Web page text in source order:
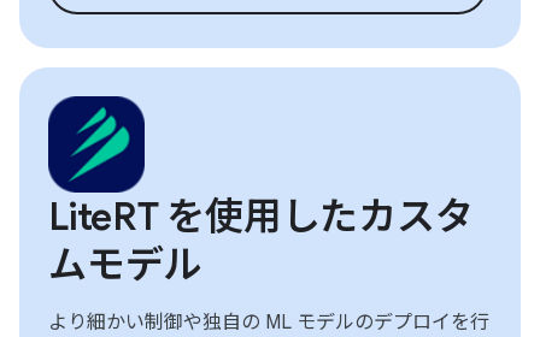
LiteRT を使用したカスタ
ムモデル
より細かい制御や独自の ML モデルのデプロイを行